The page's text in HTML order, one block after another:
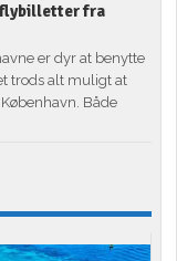
flybilletter fra
er dyr at benytte
trods alt muligt at
Både